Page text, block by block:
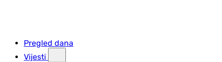
Pregled dana
Vijesti